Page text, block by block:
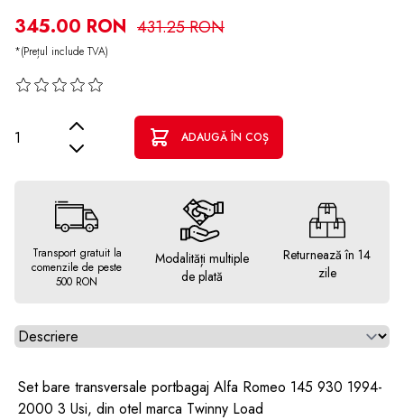
345.00 RON 431.25 RON
*(Prețul include TVA)
ADAUGĂ ÎN COȘ
Transport gratuit la
comenzile de peste
500 RON
Modalități multiple
de plată
Returnează în 14
zile
Alegeti tab
Set bare transversale portbagaj Alfa Romeo 145 930 1994-
2000 3 Usi, din otel marca Twinny Load